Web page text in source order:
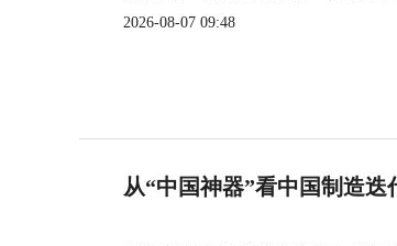
2026-08-07 09:48
从“中国神器”看中国制造迭